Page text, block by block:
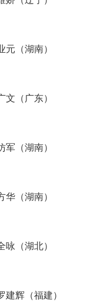
（湖南）
（广东）
（湖南）
（湖南）
（湖北）
辉（福建）